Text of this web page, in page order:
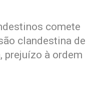
comete
clandestina de
prejuízo à ordem